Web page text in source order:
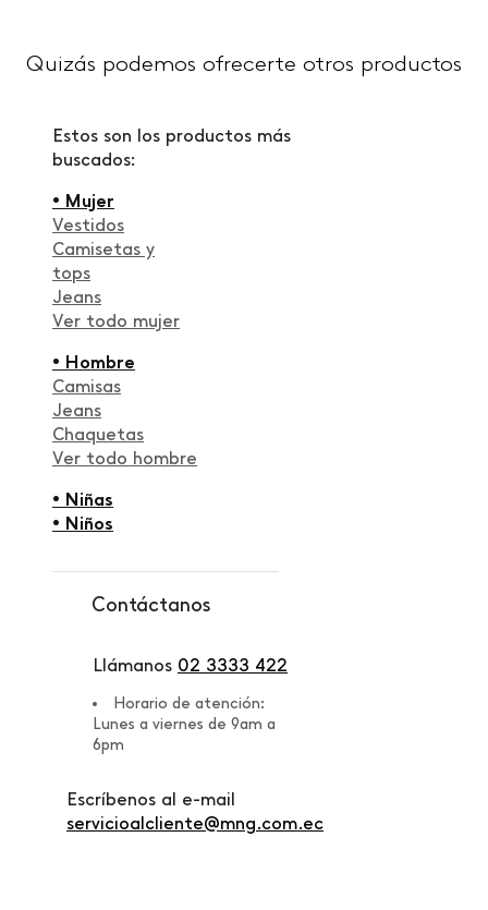
Quizás podemos ofrecerte otros productos
Estos son los productos más
buscados:
• Mujer
Vestidos
Camisetas y
tops
Jeans
Ver todo mujer
• Hombre
Camisas
Jeans
Chaquetas
Ver todo hombre
• Niñas
• Niños
Contáctanos
Llámanos 02 3333 422
Horario de atención:
Lunes a viernes de 9am a
6pm
Escríbenos al e-mail
servicioalcliente@mng.com.ec